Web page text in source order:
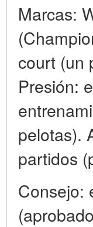
Marcas:
court (un
Presión:
pelotas).
partidos
Consejo: